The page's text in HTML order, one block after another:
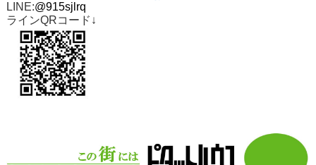
LINE:@915sjlrq
ラインQRコード↓